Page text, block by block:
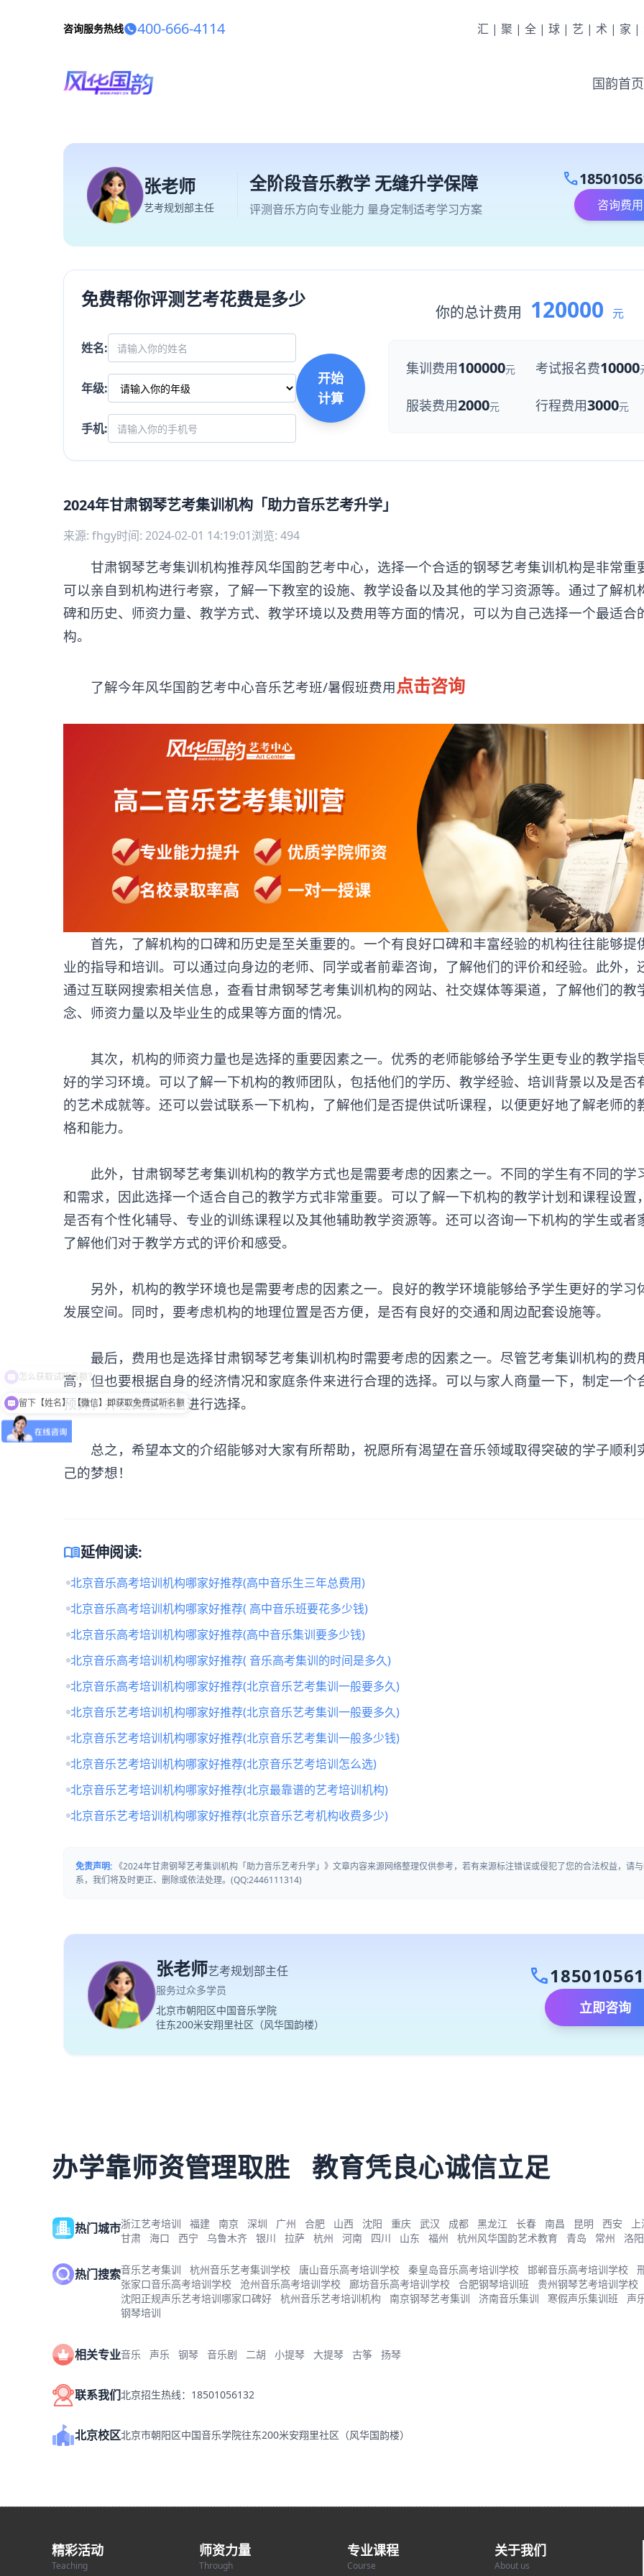
咨询服务热线 400-666-4114 汇|聚|全|球|艺|术|家|
国韵首页
张老师
艺考规划部主任
全阶段音乐教学 无缝升学保障
评测音乐方向专业能力 量身定制适考学习方案
call
咨询费用
免费帮你评测艺考花费是多少
姓名:
年级:
手机:
开始
计算
你的总计费用 120000 元
集训费用100000元 考试报名费10000
服装费用2000元 行程费用3000元
2024年甘肃钢琴艺考集训机构「助力音乐艺考升学」
来源: fhgy时间: 2024-02-01 14:19:01浏览: 494
甘肃钢琴艺考集训机构推荐风华国韵艺考中心，选择一个合适的钢琴艺考集训机构是非常重
可以亲自到机构进行考察，了解一下教室的设施、教学设备以及其他的学习资源等。通过了解机
碑和历史、师资力量、教学方式、教学环境以及费用等方面的情况，可以为自己选择一个最适合
构。
了解今年风华国韵艺考中心音乐艺考班/暑假班费用点击咨询
首先，了解机构的口碑和历史是至关重要的。一个有良好口碑和丰富经验的机构往往能够提
业的指导和培训。可以通过向身边的老师、同学或者前辈咨询，了解他们的评价和经验。此外，
通过互联网搜索相关信息，查看甘肃钢琴艺考集训机构的网站、社交媒体等渠道，了解他们的教
念、师资力量以及毕业生的成果等方面的情况。
其次，机构的师资力量也是选择的重要因素之一。优秀的老师能够给予学生更专业的教学指
好的学习环境。可以了解一下机构的教师团队，包括他们的学历、教学经验、培训背景以及是否
的艺术成就等。还可以尝试联系一下机构，了解他们是否提供试听课程，以便更好地了解老师的
格和能力。
此外， 甘肃钢琴艺考集训机构的教学方式也是需要考虑的因素之一。不同的学生有不同的学
和需求，因此选择一个适合自己的教学方式非常重要。可以了解一下机构的教学计划和课程设置
是否有个性化辅导、专业的训练课程以及其他辅助教学资源等。还可以咨询一下机构的学生或者
了解他们对于教学方式的评价和感受。
另外，机构的教学环境也是需要考虑的因素之一。良好的教学环境能够给予学生更好的学习
发展空间。同时，要考虑机构的地理位置是否方便，是否有良好的交通和周边配套设施等。
最后，费用也是选择甘肃钢琴艺考集训机构时需要考虑的因素之一。尽管艺考集训机构的费
高，但也要根据自身的经济情况和家庭条件来进行合理的选择。可以与家人商量一下，制定一个
预算，并在此基础上进行选择。
总之，希望本文的介绍能够对大家有所帮助，祝愿所有渴望在音乐领域取得突破的学子顺利
己的梦想！
menu_book延伸阅读:
北京音乐高考培训机构哪家好推荐(高中音乐生三年总费用)
北京音乐高考培训机构哪家好推荐( 高中音乐班要花多少钱)
北京音乐高考培训机构哪家好推荐(高中音乐集训要多少钱)
北京音乐高考培训机构哪家好推荐( 音乐高考集训的时间是多久)
北京音乐高考培训机构哪家好推荐(北京音乐艺考集训一般要多久)
北京音乐艺考培训机构哪家好推荐(北京音乐艺考集训一般要多久)
北京音乐艺考培训机构哪家好推荐(北京音乐艺考集训一般多少钱)
北京音乐艺考培训机构哪家好推荐(北京音乐艺考培训怎么选)
北京音乐艺考培训机构哪家好推荐(北京最靠谱的艺考培训机构)
北京音乐艺考培训机构哪家好推荐(北京音乐艺考机构收费多少)
免责声明: 《2024年甘肃钢琴艺考集训机构「助力音乐艺考升学」》文章内容来源网络整理仅供参考，若有来源标注错误或侵犯了您的合法权益，请
系，我们将及时更正、删除或依法处理。(QQ:2446111314)
张老师艺考规划部主任
服务过众多学员
北京市朝阳区中国音乐学院
往东200米安翔里社区（风华国韵楼）
call
立即咨询
办学靠师资管理取胜 教育凭良心诚信立足
热门城市浙江艺考培训 福建 南京 深圳 广州 合肥 山西 沈阳 重庆 武汉 成都 黑龙江 长春 南昌 昆明 西安
甘肃
海口 西宁 乌鲁木齐 银川 拉萨 杭州 河南 四川 山东 福州 杭州风华国韵艺术教育 青岛 常州 洛阳
热门搜索音乐艺考集训 杭州音乐艺考集训学校 唐山音乐高考培训学校 秦皇岛音乐高考培训学校 邯郸音乐高考培训学校
张家口音乐高考培训学校
沧州音乐高考培训学校 廊坊音乐高考培训学校 合肥钢琴培训班
贵州钢琴艺考培训学校
沈阳正规声乐艺考培训哪家口碑好
杭州音乐艺考培训机构 南京钢琴艺考集训 济南音乐集训 寒假声乐集训班
声
钢琴培训
相关专业音乐 声乐 钢琴 音乐剧 二胡 小提琴 大提琴 古筝 扬琴
联系我们北京招生热线：18501056132
北京校区北京市朝阳区中国音乐学院往东200米安翔里社区（风华国韵楼）
精彩活动
Teaching
师资力量
Through
专业课程
Course
关于我们
About us
留下【姓名】 【微信】即获取免费试听名额